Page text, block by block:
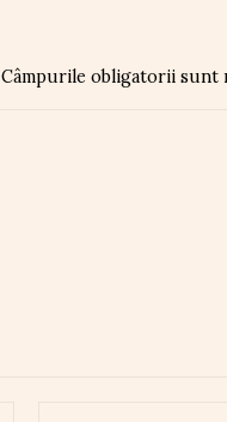
Câmpurile obligatorii sunt